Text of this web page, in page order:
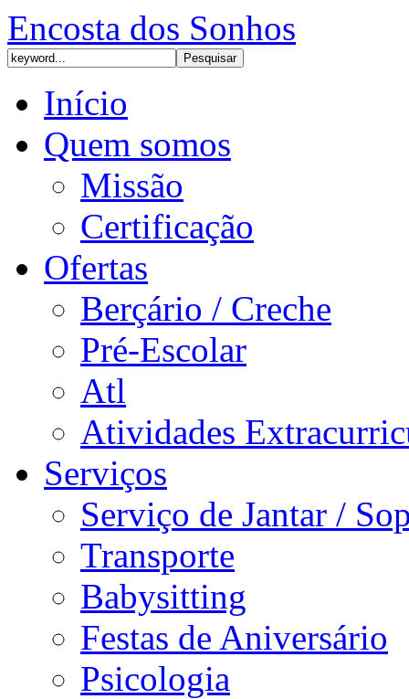
Encosta dos Sonhos
Início
Quem somos
Missão
Certificação
Ofertas
Berçário / Creche
Pré-Escolar
Atl
Atividades
Serviços
Serviço de Jantar /
Transporte
Babysitting
Festas de Aniversário
Psicologia